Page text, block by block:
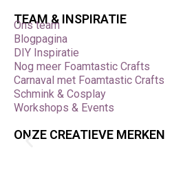
TEAM & INSPIRATIE
Ons team
Blogpagina
DIY Inspiratie
Nog meer Foamtastic Crafts
Carnaval met Foamtastic Crafts
Schmink & Cosplay
Workshops & Events
ONZE CREATIEVE MERKEN